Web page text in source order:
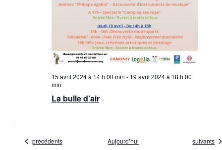
La bulle d’air
15 avril 2024 à 14 h 00 min - 19 avril 2024 à 18 h 00
min
Évènements
précédents Aujourd’hui suivants